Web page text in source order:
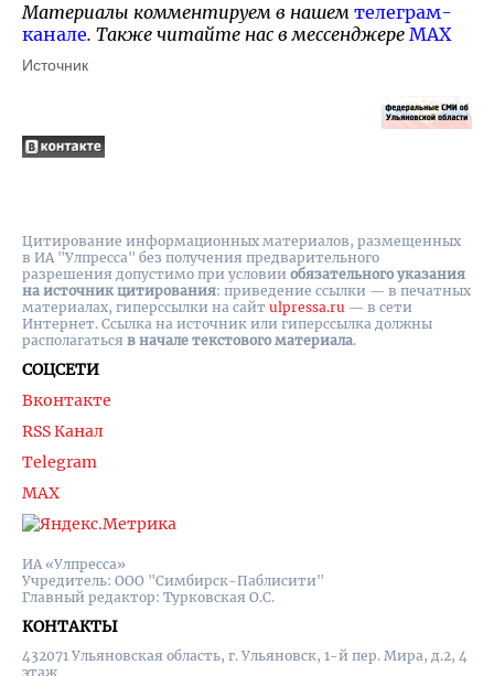
Материалы комментируем в нашем телеграм-
канале. Также читайте нас в мессенджере MAX
Источник
ИА «Улпресса»
Учредитель: ООО "Симбирск-Паблисити"
Главный редактор: Турковская О.С.
КОНТАКТЫ
432071 Ульяновская область, г. Ульяновск, 1-й пер. Мира, д.2, 4
этаж
СОЦСЕТИ
Вконтакте
RSS Канал
Telegram
MAX
Цитирование информационных материалов, размещенных
в ИА "Улпресса" без получения предварительного
разрешения допустимо при условии обязательного указания
на источник цитирования: приведение ссылки — в печатных
материалах, гиперссылки на cайт ulpressa.ru — в сети
Интернет. Ссылка на источник или гиперссылка должны
располагаться в начале текстового материала.